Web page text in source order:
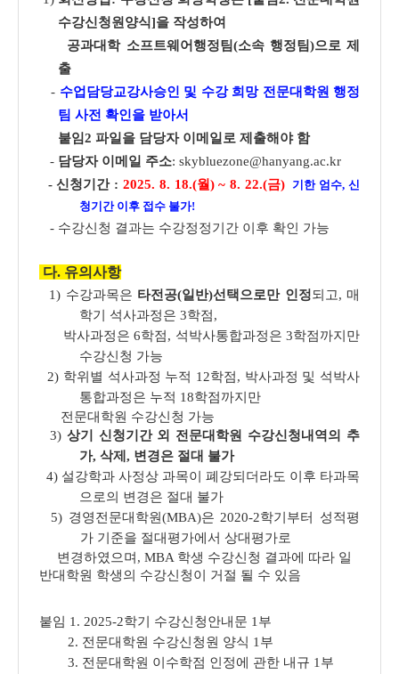
수강신청원양식]을 작성하여
공과대학 소프트웨어행정팀(소속 행정팀)으로 제
출
- 수업담당교강사승인 및 수강 희망 전문대학원 행정
팀 사전 확인을 받아서
붙임2 파일을 담당자 이메일로 제출해야 함
- 담당자 이메일 주소: skybluezone@hanyang.ac.kr
-신청기간 : 2025. 8. 18.(월) ~ 8. 22.(금) 기한 엄수, 신
청기간 이후 접수 불가!
- 수강신청 결과는 수강정정기간 이후 확인 가능
다. 유의사항
1) 수강과목은 타전공(일반)선택으로만 인정되고, 매
학기 석사과정은 3학점,
박사과정은 6학점, 석박사통합과정은 3학점까지만
수강신청 가능
2) 학위별 석사과정 누적 12학점, 박사과정 및 석박사
통합과정은 누적 18학점까지만
전문대학원 수강신청 가능
3) 상기 신청기간 외 전문대학원 수강신청내역의 추
가, 삭제, 변경은 절대 불가
4) 설강학과 사정상 과목이 폐강되더라도 이후 타과목
으로의 변경은 절대 불가
5) 경영전문대학원(MBA)은 2020-2학기부터 성적평
가 기준을 절대평가에서 상대평가로
변경하였으며, MBA 학생 수강신청 결과에 따라 일
반대학원 학생의 수강신청이 거절 될 수 있음
붙임 1. 2025-2학기 수강신청안내문 1부
2. 전문대학원 수강신청원 양식 1부
3. 전문대학원 이수학점 인정에 관한 내규 1부